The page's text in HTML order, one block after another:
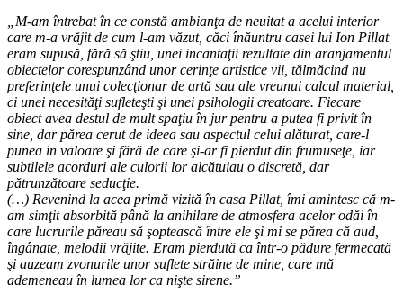
„M-am întrebat în ce constă ambianţa de neuitat a acelui interior
care m-a vrăjit de cum l-am văzut, căci înăuntru casei lui Ion Pillat
eram supusă, fără să ştiu, unei incantaţii rezultate din aranjamentul
obiectelor corespunzând unor cerinţe artistice vii, tălmăcind nu
preferinţele unui colecţionar de artă sau ale vreunui calcul material,
ci unei necesităţi sufleteşti şi unei psihologii creatoare. Fiecare
obiect avea destul de mult spaţiu în jur pentru a putea fi privit în
sine, dar părea cerut de ideea sau aspectul celui alăturat, care-l
punea in valoare şi fără de care şi-ar fi pierdut din frumuseţe, iar
subtilele acorduri ale culorii lor alcătuiau o discretă, dar
pătrunzătoare seducţie.
(…) Revenind la acea primă vizită în casa Pillat, îmi amintesc că m-
am simţit absorbită până la anihilare de atmosfera acelor odăi în
care lucrurile păreau să şoptească între ele şi mi se părea că aud,
îngânate, melodii vrăjite. Eram pierdută ca într-o pădure fermecată
şi auzeam zvonurile unor suflete străine de mine, care mă
ademeneau în lumea lor ca nişte sirene.”